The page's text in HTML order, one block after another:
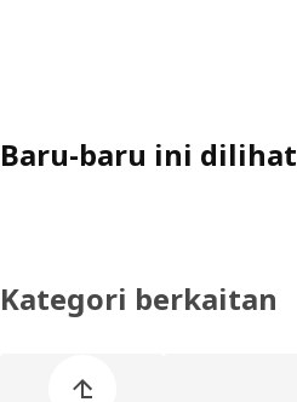
Baru-baru ini dilihat
Kategori berkaitan